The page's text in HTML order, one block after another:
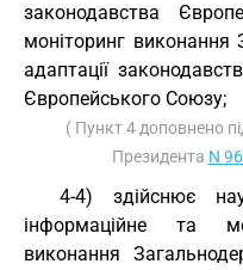
законодавства
моніторинг виконання
адаптації
Європейського Союзу;
( Пункт 4 доповнено
Президента N
4-4) здійснює
інформаційне та
виконання